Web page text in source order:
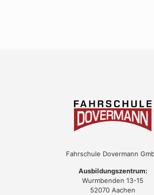
Fahrschule Dovermann
Ausbildungszentrum:
Wurmbenden 13-15
52070 Aachen